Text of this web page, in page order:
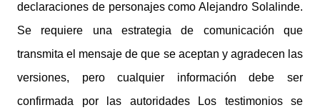
declaraciones de personajes como Alejandro Solalinde.
Se requiere una estrategia de comunicación que
transmita el mensaje de que se aceptan y agradecen las
versiones, pero cualquier información debe ser
confirmada por las autoridades Los testimonios se